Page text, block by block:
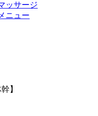
ッサージ
ニュー
】